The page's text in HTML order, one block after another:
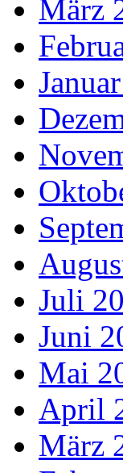
März
Juli
Juni
Mai
April
März